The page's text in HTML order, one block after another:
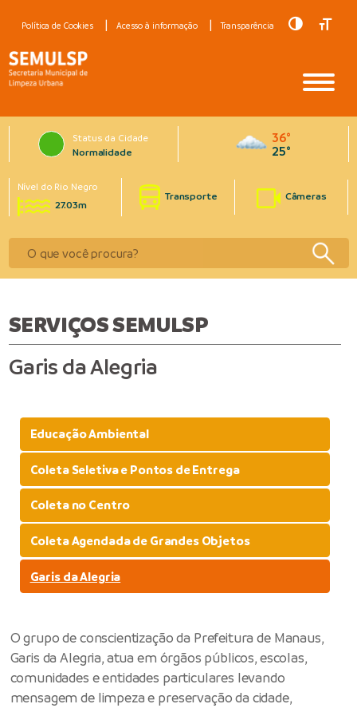
Política de Cookies Acesso à informação Transparência Toggle
Status da Cidade
Normalidade
36°
25°
Nível do Rio Negro
27.03m
Transporte Câmeras
SERVIÇOS SEMULSP
Garis da Alegria
Educação Ambiental
Coleta Seletiva e Pontos de Entrega
Coleta no Centro
Coleta Agendada de Grandes Objetos
Garis da Alegria
O grupo de conscientização da Prefeitura de Manaus,
Garis da Alegria, atua em órgãos públicos, escolas,
comunidades e entidades particulares levando
mensagem de limpeza e preservação da cidade,